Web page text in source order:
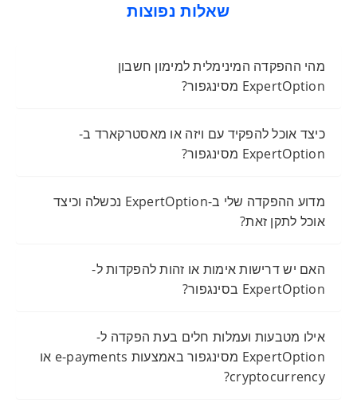
שאלות נפוצות
מהי ההפקדה המינימלית למימון חשבון
ExpertOption מסינגפור?
כיצד אוכל להפקיד עם ויזה או מאסטרקארד ב-
ExpertOption מסינגפור?
מדוע ההפקדה שלי ב-ExpertOption נכשלה וכיצד
אוכל לתקן זאת?
האם יש דרישות אימות או זהות להפקדות ל-
ExpertOption בסינגפור?
אילו מטבעות ועמלות חלים בעת הפקדה ל-
ExpertOption מסינגפור באמצעות e-payments או
cryptocurrency?